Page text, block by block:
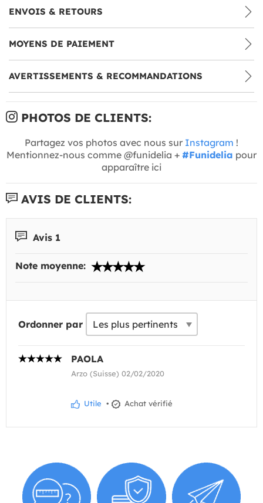
ENVOIS & RETOURS
MOYENS DE PAIEMENT
AVERTISSEMENTS & RECOMMANDATIONS
PHOTOS DE CLIENTS:
Partagez vos photos avec nous sur Instagram !
Mentionnez-nous comme @funidelia + #Funidelia pour
apparaître ici
AVIS DE CLIENTS:
Avis 1
Note moyenne:
Ordonner par
PAOLA
Arzo (Suisse) 02/02/2020
Utile • Achat vérifié